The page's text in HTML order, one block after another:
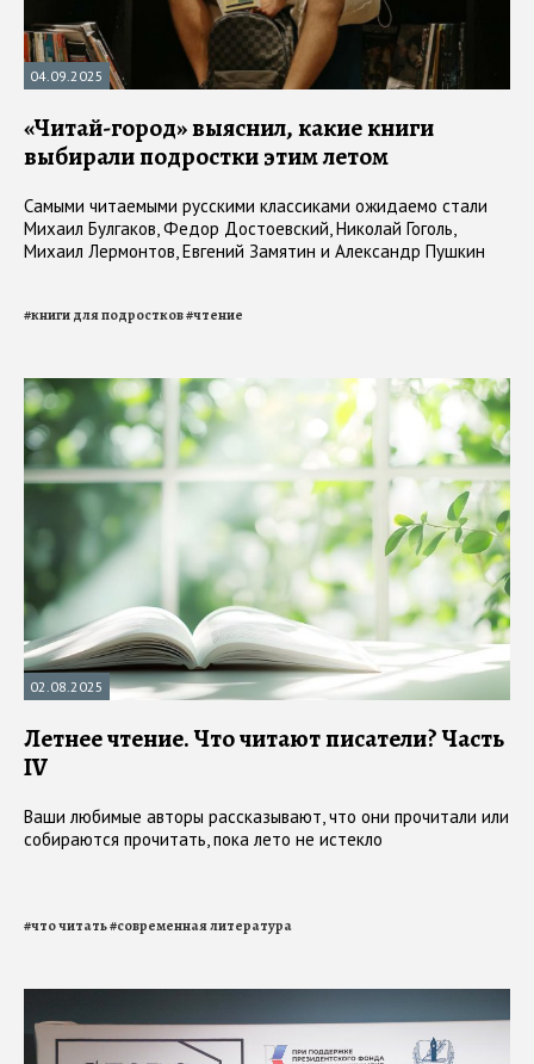
04.09.2025
«Читай-город» выяснил, какие книги
выбирали подростки этим летом
Самыми читаемыми русскими классиками ожидаемо стали
Михаил Булгаков, Федор Достоевский, Николай Гоголь,
Михаил Лермонтов, Евгений Замятин и Александр Пушкин
#книги для подростков#чтение
02.08.2025
Летнее чтение. Что читают писатели? Часть
IV
Ваши любимые авторы рассказывают, что они прочитали или
собираются прочитать, пока лето не истекло
#что читать#современная литература